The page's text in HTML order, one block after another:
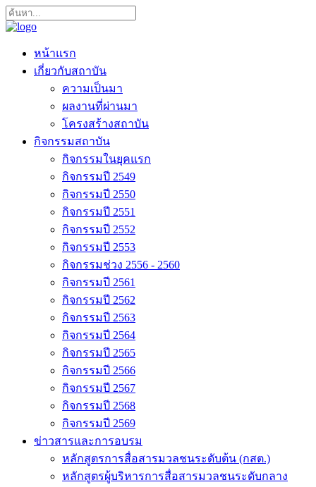
หน้าแรก
เกี่ยวกับสถาบัน
ความเป็นมา
ผลงานที่ผ่านมา
โครงสร้างสถาบัน
กิจกรรมสถาบัน
กิจกรรมในยุคแรก
กิจกรรมปี 2549
กิจกรรมปี 2550
กิจกรรมปี 2551
กิจกรรมปี 2552
กิจกรรมปี 2553
กิจกรรมช่วง 2556 - 2560
กิจกรรมปี 2561
กิจกรรมปี 2562
กิจกรรมปี 2563
กิจกรรมปี 2564
กิจกรรมปี 2565
กิจกรรมปี 2566
กิจกรรมปี 2567
กิจกรรมปี 2568
กิจกรรมปี 2569
ข่าวสารและการอบรม
หลักสูตรการสื่อสารมวลชนระดับต้น (กสต.)
หลักสูตรผู้บริหารการสื่อสารมวลชนระดับกลาง